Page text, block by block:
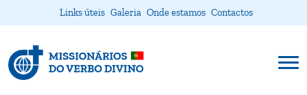
Links úteis Galeria Onde estamos Contactos